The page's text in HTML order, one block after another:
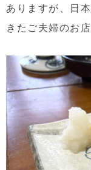
ありますが、日
きたご夫婦のお